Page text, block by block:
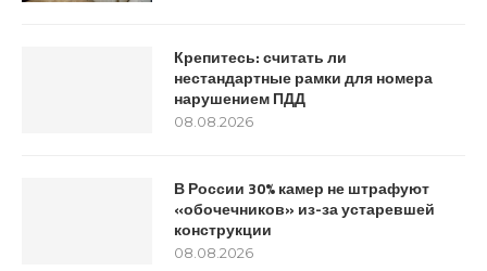
Крепитесь: считать ли
нестандартные рамки для номера
нарушением ПДД
08.08.2026
В России 30% камер не штрафуют
«обочечников» из-за устаревшей
конструкции
08.08.2026